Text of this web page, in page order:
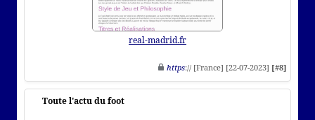
real-madrid.fr
https:// [France] [22-07-2023] [#8]
Toute l'actu du foot